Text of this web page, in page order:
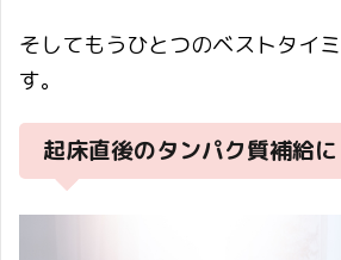
そしてもうひとつのベストタイ
す。
起床直後のタンパク質補給に